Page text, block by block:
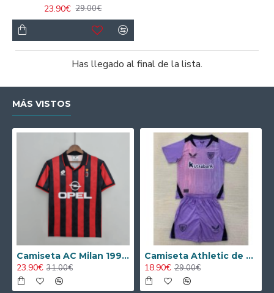
23.90€ 29.00€
Has llegado al final de la lista.
MÁS VISTOS
Camiseta AC Milan 1995/1996 Local Retro
23.90€ 31.00€
Camiseta Athletic de Bilbao 2024/2025 Alternativo Niño Kit
18.90€ 29.00€